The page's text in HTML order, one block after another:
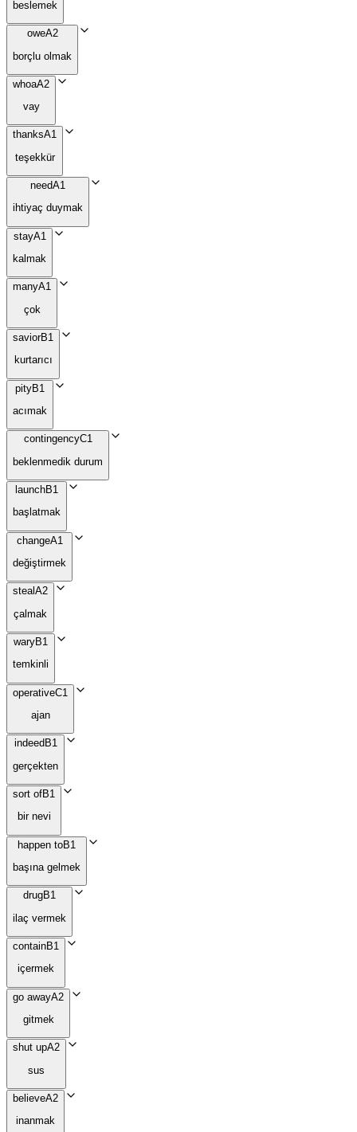
beslemek
oweA2
borçlu olmak
whoaA2
vay
thanksA1
teşekkür
needA1
ihtiyaç duymak
stayA1
kalmak
manyA1
çok
saviorB1
kurtarıcı
pityB1
acımak
contingencyC1
beklenmedik durum
launchB1
başlatmak
changeA1
değiştirmek
stealA2
çalmak
waryB1
temkinli
operativeC1
ajan
indeed B1
gerçekten
sort ofB1
bir nevi
happen toB1
başına gelmek
drugB1
ilaç vermek
containB1
içermek
go awayA2
gitmek
shut upA2
sus
believeA2
inanmak